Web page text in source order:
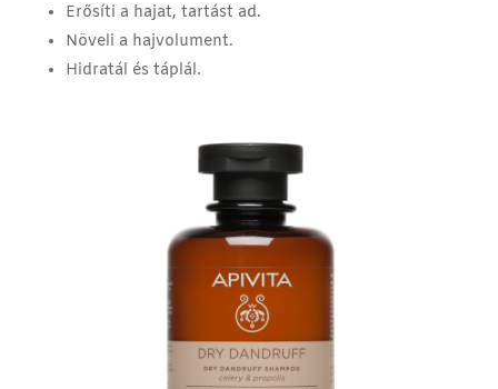
Erősíti a hajat, tartást ad.
Növeli a hajvolument.
Hidratál és táplál.